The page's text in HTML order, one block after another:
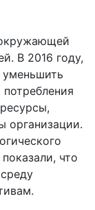
В 2016 году,
уменьшить
организации.
что